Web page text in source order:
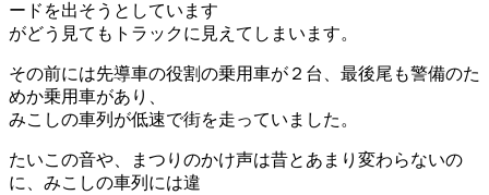
ードを出そうとしています
がどう見てもトラックに見えてしまいます。
その前には先導車の役割の乗用車が２台、最後尾も警備のた
めか乗用車があり、
みこしの車列が低速で街を走っていました。
たいこの音や、まつりのかけ声は昔とあまり変わらないの
に、みこしの車列には違